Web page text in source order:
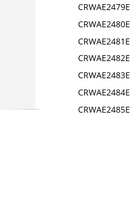
CRWAE2479E
CRWAE2480E
CRWAE2481E
CRWAE2482E
CRWAE2483E
CRWAE2484E
CRWAE2485E